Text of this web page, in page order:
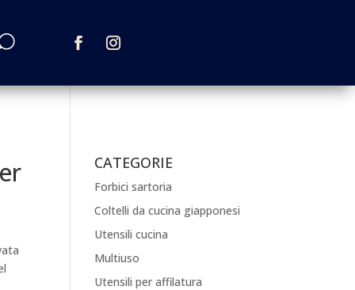
CATEGORIE
Forbici sartoria
Coltelli da cucina giapponesi
Utensili cucina
Multiuso
Utensili per affilatura